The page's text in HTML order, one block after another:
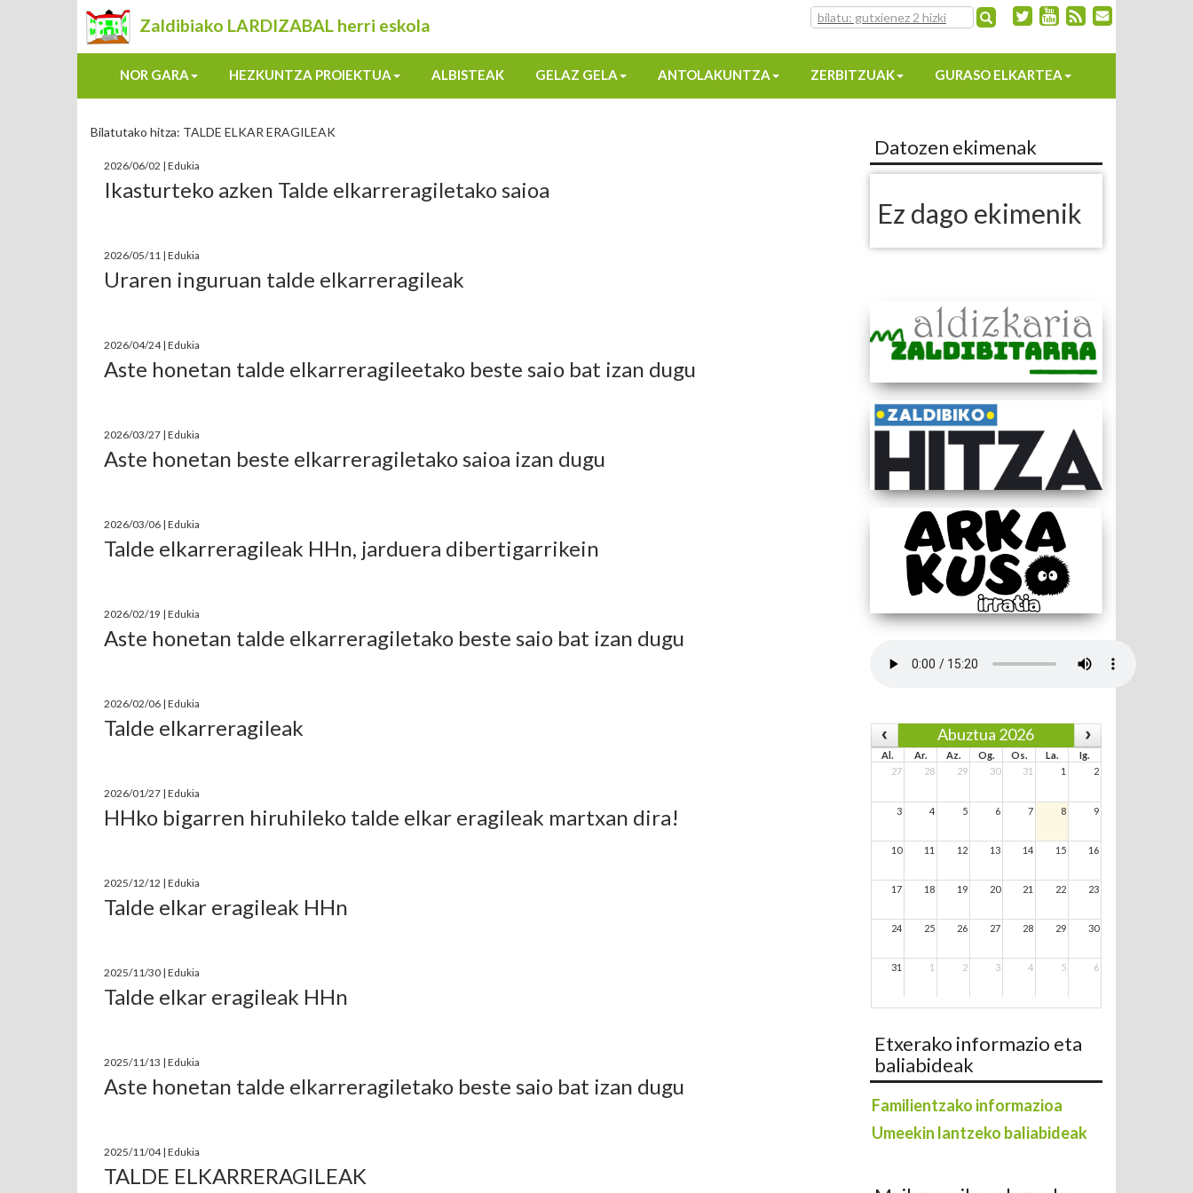
Zaldibiako LARDIZABAL herri eskola
NOR GARA HEZKUNTZA PROIEKTUA ALBISTEAK GELAZ GELA ANTOLAKUNTZA ZERBITZUAK GURASO ELKARTEA
Bilatutako hitza: TALDE ELKAR ERAGILEAK
2026/06/02 | Edukia
Ikasturteko azken Talde elkarreragiletako saioa
2026/05/11 | Edukia
Uraren inguruan talde elkarreragileak
2026/04/24 | Edukia
Aste honetan talde elkarreragileetako beste saio bat izan dugu
2026/03/27 | Edukia
Aste honetan beste elkarreragiletako saioa izan dugu
2026/03/06 | Edukia
Talde elkarreragileak HHn, jarduera dibertigarrikein
2026/02/19 | Edukia
Aste honetan talde elkarreragiletako beste saio bat izan dugu
2026/02/06 | Edukia
Talde elkarreragileak
2026/01/27 | Edukia
HHko bigarren hiruhileko talde elkar eragileak martxan dira!
2025/12/12 | Edukia
Talde elkar eragileak HHn
2025/11/30 | Edukia
Talde elkar eragileak HHn
2025/11/13 | Edukia
Aste honetan talde elkarreragiletako beste saio bat izan dugu
2025/11/04 | Edukia
TALDE ELKARRERAGILEAK
Datozen ekimenak
Ez dago ekimenik
Abuztua 2026
Al. Ar. Az. Og. Os. La.
Ig.
27
28 29 30 31 1 2
3 4 5 6 7 8 9
10 11 12 13 14 15 16
17 18 19 20 21 22 23
24 25 26 27 28 29 30
31 1 2 3 4 5 6
Etxerako informazio eta
baliabideak
Familientzako informazioa
Umeekin lantzeko baliabideak